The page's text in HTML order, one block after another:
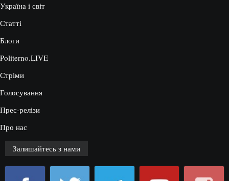
Україна і світ
Статті
Блоги
Politerno.LIVE
Стріми
Голосування
Прес-релізи
Про нас
Залишайтесь з нами